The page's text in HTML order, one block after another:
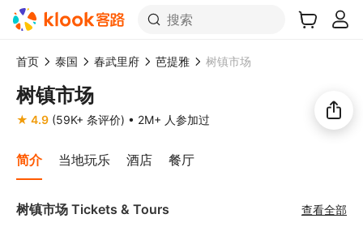
搜索
首页 泰国 春武里府 芭提雅 树镇市场
树镇市场
★ 4.9 (59K+ 条评价) • 2M+ 人参加过
简介 当地玩乐 酒店 餐厅
树镇市场 Tickets & Tours 查看全部